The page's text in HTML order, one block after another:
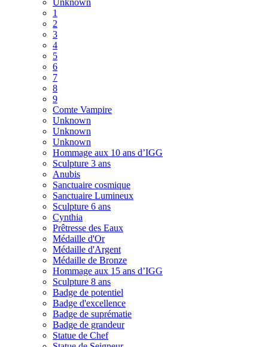
Unknown
1
2
3
4
5
6
7
8
9
Comte Vampire
Unknown
Unknown
Unknown
Hommage aux 10 ans d’IGG
Sculpture 3 ans
Anubis
Sanctuaire cosmique
Sanctuaire Lumineux
Sculpture 6 ans
Cynthia
Prêtresse des Eaux
Médaille d'Or
Médaille d'Argent
Médaille de Bronze
Hommage aux 15 ans d’IGG
Sculpture 8 ans
Badge de potentiel
Badge d'excellence
Badge de suprématie
Badge de grandeur
Statue de Chef